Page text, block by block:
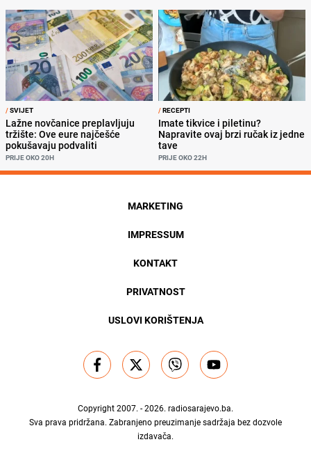
/SVIJET
Lažne novčanice preplavljuju
tržište: Ove eure najčešće
pokušavaju podvaliti
PRIJE OKO 20H
/RECEPTI
Imate tikvice i piletinu?
Napravite ovaj brzi ručak iz jedne
tave
PRIJE OKO 22H
MARKETING
IMPRESSUM
KONTAKT
PRIVATNOST
USLOVI KORIŠTENJA
Copyright 2007. - 2026. radiosarajevo.ba.
Sva prava pridržana. Zabranjeno preuzimanje sadržaja bez dozvole
izdavača.